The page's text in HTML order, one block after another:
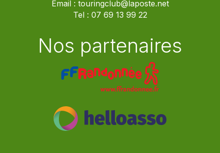
Email : touringclub@laposte.net
Tel : 07 69 13 99 22
Nos partenaires